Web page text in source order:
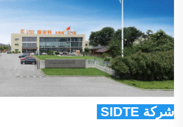
شركة SIDTE للطاقة المحدودة